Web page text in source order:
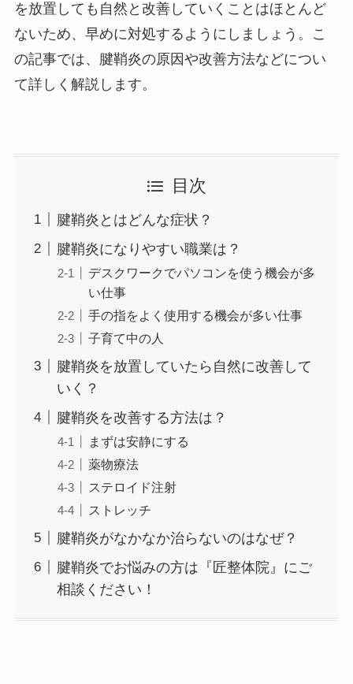
を放置しても自然と改善していくことはほとんど
ないため、早めに対処するようにしましょう。こ
の記事では、腱鞘炎の原因や改善方法などについ
て詳しく解説します。
目次
腱鞘炎とはどんな症状？
腱鞘炎になりやすい職業は？
デスクワークでパソコンを使う機会が多
い仕事
手の指をよく使用する機会が多い仕事
子育て中の人
腱鞘炎を放置していたら自然に改善して
いく？
腱鞘炎を改善する方法は？
まずは安静にする
薬物療法
ステロイド注射
ストレッチ
腱鞘炎がなかなか治らないのはなぜ？
腱鞘炎でお悩みの方は『匠整体院』にご
相談ください！